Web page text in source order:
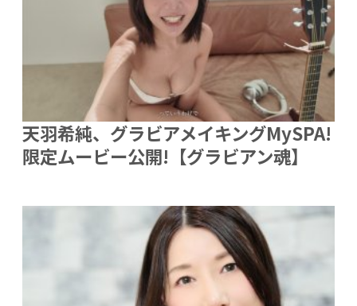
天羽希純、グラビアメイキングMySPA!
限定ムービー公開!【グラビアン魂】